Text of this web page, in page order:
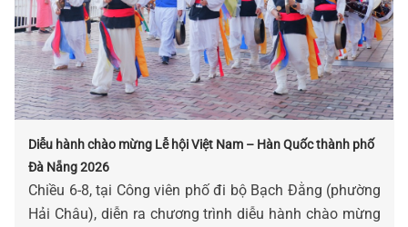
Diễu hành chào mừng Lễ hội Việt Nam – Hàn Quốc thành phố
Đà Nẵng 2026
Chiều 6-8, tại Công viên phố đi bộ Bạch Đằng (phường
Hải Châu), diễn ra chương trình diễu hành chào mừng